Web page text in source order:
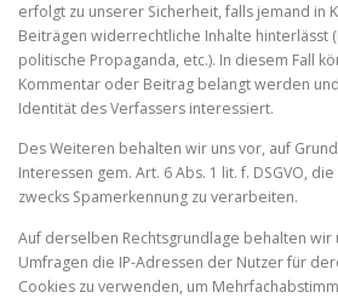
erfolgt zu unserer Sicherheit, falls jemand in
Beiträgen widerrechtliche Inhalte hinterlässt
politische Propaganda, etc.). In diesem Fall
Kommentar oder Beitrag belangt werden
Identität des Verfassers interessiert.
Des Weiteren behalten wir uns vor, auf
Interessen gem. Art. 6 Abs. 1 lit. f. DSGVO,
zwecks Spamerkennung zu verarbeiten.
Auf derselben Rechtsgrundlage behalten wir
Umfragen die IP-Adressen der Nutzer für
Cookies zu verwenden, um